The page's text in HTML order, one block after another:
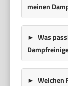
meinen
Was
Welchen